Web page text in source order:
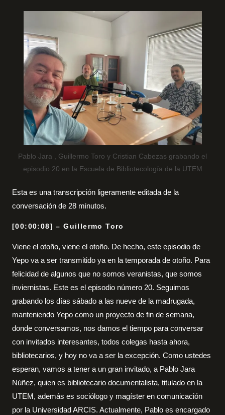
Pablo Jara , Guillermo Toro y Cristian Cabezas grabando el
episodio 20 en la Escuela de Bibliotecología de la UTEM
Esta es una transcripción ligeramente editada de la
conversación de 28 minutos.
[00:00:08] – Guillermo Toro
Viene el otoño, viene el otoño. De hecho, este episodio de
Yepo va a ser transmitido ya en la temporada de otoño. Para
felicidad de algunos que no somos veranistas, que somos
inviernistas. Este es el episodio número 20. Seguimos
grabando los días sábado a las nueve de la madrugada,
manteniendo Yepo como un proyecto de fin de semana,
donde conversamos, nos damos el tiempo para conversar
con invitados interesantes, todos colegas hasta ahora,
bibliotecarios, y hoy no va a ser la excepción. Como ustedes
esperan, vamos a tener a un gran invitado, a Pablo Jara
Núñez, quien es bibliotecario documentalista, titulado en la
UTEM, además es sociólogo y magíster en comunicación
por la Universidad ARCIS. Actualmente, Pablo es encargado